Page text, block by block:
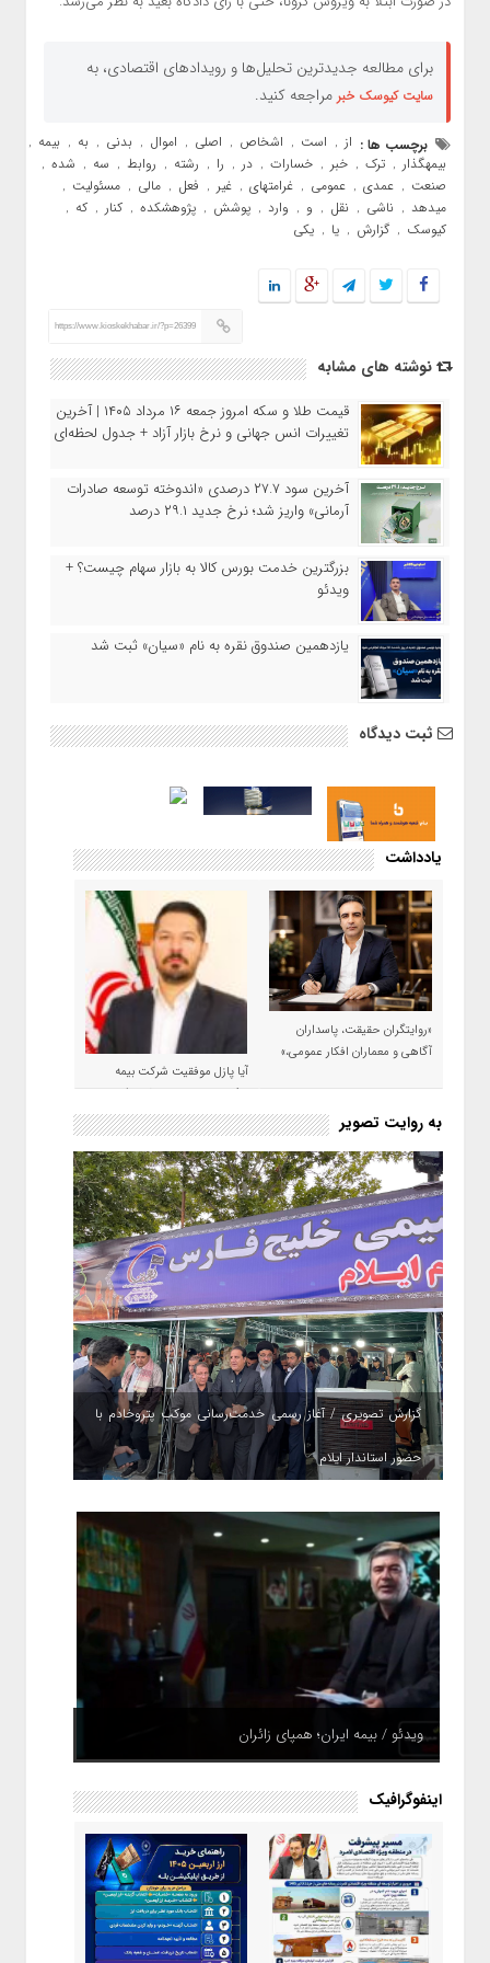
برای مطالعه جدیدترین تحلیل‌ها و رویدادهای اقتصادی، به
سایت کیوسک خبر مراجعه کنید.
برچسب ها : از , است , اشخاص , اصلی , اموال , بدنی , به , بیمه ,
بیمهگذار , ترک , خبر , خسارات , در , را , رشته , روابط , سه , شده ,
صنعت , عمدی , عمومی , غرامتهای , غیر , فعل , مالی , مسئولیت ,
میدهد , ناشی , نقل , و , وارد , پوشش , پژوهشکده , کنار , که ,
کیوسک , گزارش , یا , یکی
https://www.kioskekhabar.ir/?p=26399
نوشته های مشابه
قیمت طلا و سکه امروز جمعه ۱۶ مرداد ۱۴۰۵ | آخرین
تغییرات انس جهانی و نرخ بازار آزاد + جدول لحظه‌ای
آخرین سود ۲۷.۷ درصدی «اندوخته توسعه صادرات
آرمانی» واریز شد؛ نرخ جدید ۲۹.۱ درصد
بزرگترین خدمت بورس کالا به بازار سهام چیست؟ +
ویدئو
یازدهمین صندوق نقره به نام «سیان» ثبت شد
ثبت دیدگاه
یادداشت
«روایتگران حقیقت، پاسداران
آگاهی و معماران افکار عمومی،»
آیا پازل موفقیت شرکت بیمه
حکمت صبا در سال ۱۴۰۵ کامل می
شود؟!
به روایت تصویر
گزارش تصویری / آغاز رسمی خدمت‌رسانی موکب پتروخادم با
حضور استاندار ایلام
ویدئو / بیمه ایران؛ همپای زائران
اینفوگرافیک